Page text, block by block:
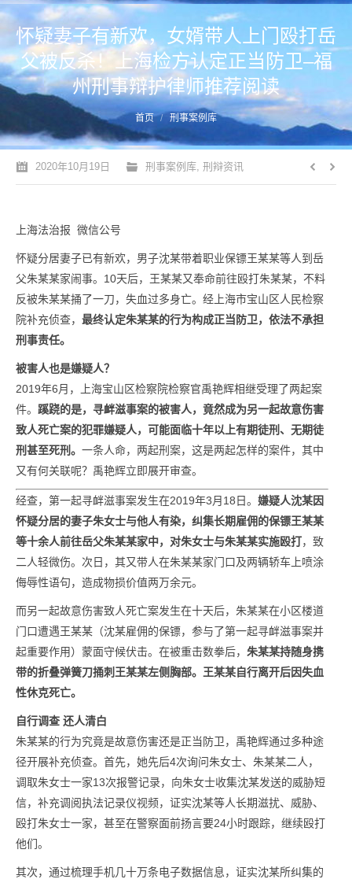
怀疑妻子有新欢，女婿带人上门殴打岳
父被反杀！上海检方认定正当防卫–福
州刑事辩护律师推荐阅读
首页 刑事案例库
2020年10月19日 刑事案例库, 刑辩资讯
上海法治报 微信公号
怀疑分居妻子已有新欢，男子沈某带着职业保镖王某某等人到岳
父朱某某家闹事。10天后，王某某又奉命前往殴打朱某某，不料
反被朱某某捅了一刀，失血过多身亡。经上海市宝山区人民检察
院补充侦查， 最终认定朱某某的行为构成正当防卫，依法不承担
刑事责任。
被害人也是嫌疑人？
2019年6月，上海宝山区检察院检察官禹艳辉相继受理了两起案
件。 蹊跷的是，寻衅滋事案的被害人，竟然成为另一起故意伤害
致人死亡案的犯罪嫌疑人，可能面临十年以上有期徒刑、无期徒
刑甚至死刑。 一条人命，两起刑案，这是两起怎样的案件，其中
又有何关联呢？禹艳辉立即展开审查。
经查，第一起寻衅滋事案发生在2019年3月18日。 嫌疑人沈某因
怀疑分居的妻子朱女士与他人有染，纠集长期雇佣的保镖王某某
等十余人前往岳父朱某某家中，对朱女士与朱某某实施殴打，致
二人轻微伤。次日，其又带人在朱某某家门口及两辆轿车上喷涂
侮辱性语句，造成物损价值两万余元。
而另一起故意伤害致人死亡案发生在十天后，朱某某在小区楼道
门口遭遇王某某（沈某雇佣的保镖，参与了第一起寻衅滋事案并
起重要作用）蒙面守候伏击。在被重击数拳后， 朱某某持随身携
带的折叠弹簧刀捅刺王某某左侧胸部。王某某自行离开后因失血
性休克死亡。
自行调查 还人清白
朱某某的行为究竟是故意伤害还是正当防卫，禹艳辉通过多种途
径开展补充侦查。首先，她先后4次询问朱女士、朱某某二人，
调取朱女士一家13次报警记录，向朱女士收集沈某发送的威胁短
信，补充调阅执法记录仪视频，证实沈某等人长期滋扰、威胁、
殴打朱女士一家，甚至在警察面前扬言要24小时跟踪，继续殴打
他们。
其次，通过梳理手机几十万条电子数据信息，证实沈某所纠集的